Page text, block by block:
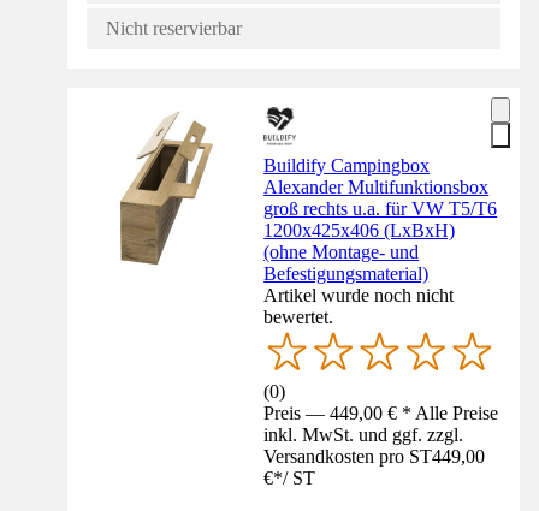
Nicht reservierbar
Buildify Campingbox
Alexander Multifunktionsbox
groß rechts u.a. für VW T5/T6
1200x425x406 (LxBxH)
(ohne Montage- und
Befestigungsmaterial)
Artikel wurde noch nicht
bewertet.
(0)
Preis — 449,00 € * Alle Preise
inkl. MwSt. und ggf. zzgl.
Versandkosten pro ST449,00
€*/ ST